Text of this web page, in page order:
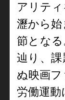
アリテ
瀝から
節とな
辿り、
ぬ映画フ
労働運